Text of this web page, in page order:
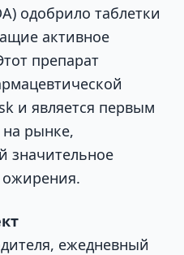
одобрило таблетки
активное
препарат
и является первым
рынке,
значительное
ежедневный